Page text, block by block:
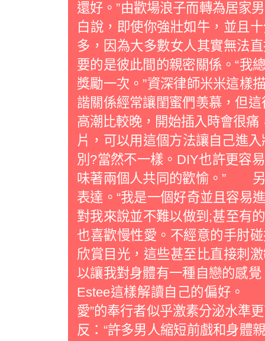
還好。”由歡場浪子而轉為
白說，即使你強壯如牛，並且
多，因為大多數女人其實無法
要的是彼此間的親密關係。“我
獎勵一次。”資深律師米米這
諧關係經常讓閨蜜們羡慕，但
高潮比較晚，開始插入時會很
片，可以用這個方法讓自己進
別?當然不一樣。DIY也許更容
味著兩個人共同的歡愉。” 另
表達。“我是一個好奇並且容易
對我來說並不難以做到;甚至有
也喜歡慢性愛。不經意的手肘
欣賞目光，這些甚至比直接刺
以讓我對身體有一種自戀的感
Estee這樣解讀自己的偏好
愛”的奉行者似乎激素分泌水準
反：“許多男人縮短前戲和身體